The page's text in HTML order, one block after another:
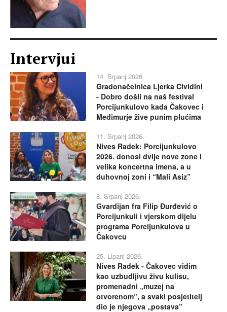
Intervjui
14. Srpanj 2026.
Gradonačelnica Ljerka Cividini
- Dobro došli na naš festival
Porcijunkulovo kada Čakovec i
Međimurje žive punim plućima
11. Srpanj 2026.
Nives Radek: Porcijunkulovo
2026. donosi dvije nove zone i
velika koncertna imena, a u
duhovnoj zoni i “Mali Asiz”
8. Srpanj 2026.
Gvardijan fra Filip Đurđević o
Porcijunkuli i vjerskom dijelu
programa Porcijunkulova u
Čakovcu
25. Lipanj 2026.
Nives Radek - Čakovec vidim
kao uzbudljivu živu kulisu,
promenadni „muzej na
otvorenom”, a svaki posjetitelj
dio je njegova „postava”